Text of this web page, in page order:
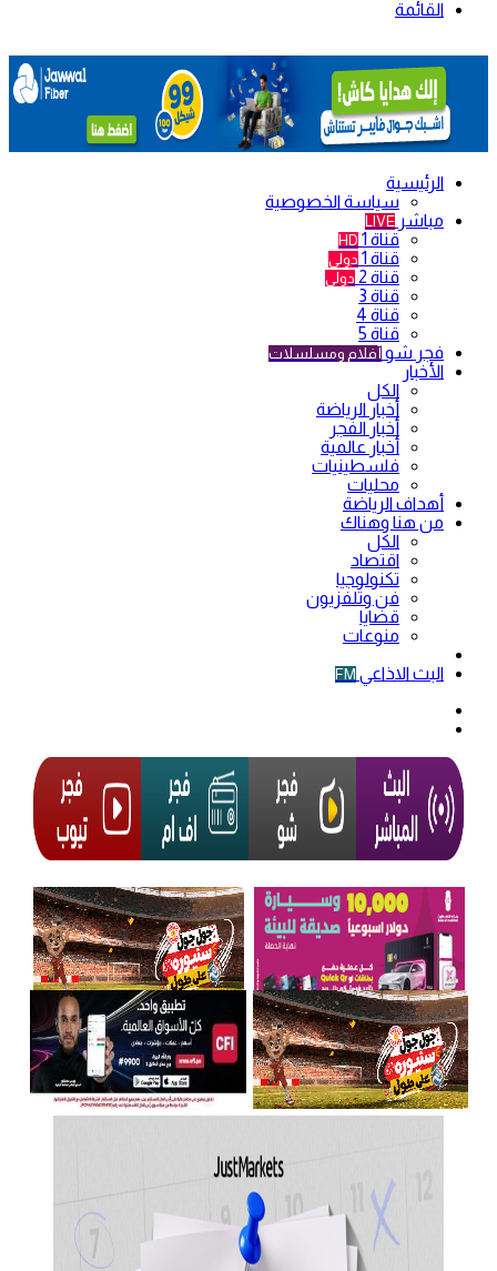
القائمة
الرئيسية
سياسة الخصوصية
مباشر LIVE
قناة 1 HD
قناة 1 دولي
قناة 2 دولي
قناة 3
قناة 4
قناة 5
فجر شو أفلام ومسلسلات
الأخبار
الكل
أخبار الرياضة
أخبار الفجر
أخبار عالمية
فلسطينيات
محليات
أهداف الرياضة
من هنا وهناك
الكل
اقتصاد
تكنولوجيا
فن وتلفزيون
قضايا
منوعات
البث الاذاعي FM